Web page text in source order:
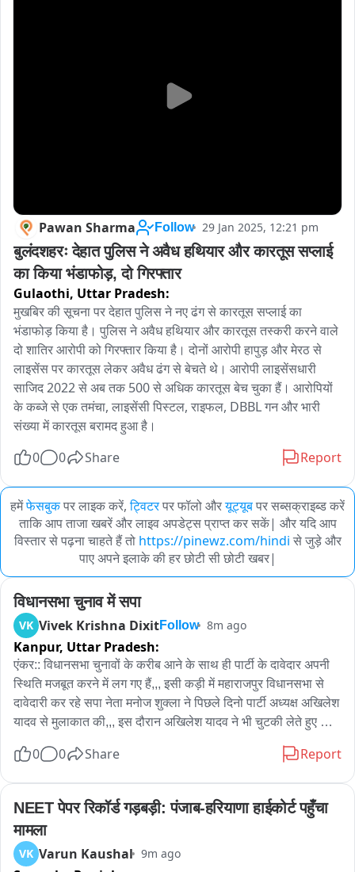
Pawan Sharma Follow 29 Jan 2025, 12:21 pm
बुलंदशहरः देहात पुलिस ने अवैध हथियार और कारतूस सप्लाई
का किया भंडाफोड़, दो गिरफ्तार
Gulaothi, Uttar Pradesh:
मुखबिर की सूचना पर देहात पुलिस ने नए ढंग से कारतूस सप्लाई का
भंडाफोड़ किया है। पुलिस ने अवैध हथियार और कारतूस तस्करी करने वाले
दो शातिर आरोपी को गिरफ्तार किया है। दोनों आरोपी हापुड़ और मेरठ से
लाइसेंस पर कारतूस लेकर अवैध ढंग से बेचते थे। आरोपी लाइसेंसधारी
साजिद 2022 से अब तक 500 से अधिक कारतूस बेच चुका हैं। आरोपियों
के कब्जे से एक तमंचा, लाइसेंसी पिस्टल, राइफल, DBBL गन और भारी
संख्या में कारतूस बरामद हुआ है।
0
0 Share Report
हमेंफेसबुकपर लाइक करें, ट्विटरपर फॉलो औरयूट्यूबपर सब्सक्राइब्ड करें
ताकि आप ताजा खबरें और लाइव अपडेट्स प्राप्त कर सकें| और यदि आप
विस्तार से पढ़ना चाहते हैं तो https://pinewz.com/hindi से जुड़े और
पाए अपने इलाके की हर छोटी सी छोटी खबर|
विधानसभा चुनाव में सपा
VK Vivek Krishna DixitFollow 8m ago
Kanpur, Uttar Pradesh:
एंकर:: विधानसभा चुनावों के करीब आने के साथ ही पार्टी के दावेदार अपनी
स्थिति मजबूत करने में लग गए हैं,,, इसी कड़ी में महाराजपुर विधानसभा से
दावेदारी कर रहे सपा नेता मनोज शुक्ला ने पिछले दिनो पार्टी अध्यक्ष अखिलेश
यादव से मुलाकात की,,, इस दौरान अखिलेश यादव ने भी चुटकी लेते हुए कहा
भाजपा सरकार पर ब्राह्मण समाज के साथ न्याय न करने का आरोप लगाया,,
है, इसका बदला ब्राह्मण समाज अब विधानसभा चुनावों में लेगा,,,, अखिलेश
यादव के पीडीए में पी से पंडित वाले बयान पर उन्होंने कृष्ण सुदामा की मित्रता
का उदाहरण भी दिया,,, महाराजपुर विधानसभा की बदहाली का मुद्दा उठाते हुए
उन्होंने कहा कि सोसाइटी क्षेत्रों में कम से कम बेटरमेंट चार्ज लेकर विकास
0 0 Share Report
NEET पेपर रिकॉर्ड गड़बड़ी: पंजाब-हरियाणा हाईकोर्ट पहुँचा
मामला
VK Varun Kaushal 9m ago